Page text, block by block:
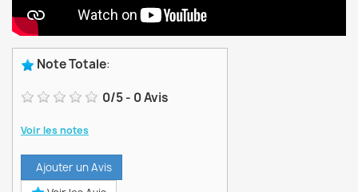
Note Totale:
0/5- 0Avis
Voir les notes
Ajouter un Avis